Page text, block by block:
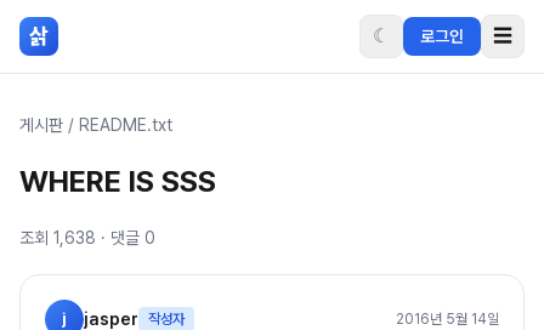
본문 바로가기
삵 ☾ 로그인 ☰
게시판 / README.txt
WHERE IS SSS
조회 1,638 · 댓글 0
j jasper 작성자 2016년 5월 14일